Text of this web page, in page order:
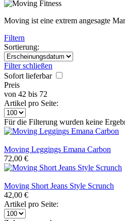
Moving ist eine extrem angesagte
Filtern
Sortierung:
Filter schließen
Sofort lieferbar
Preis
von 42 bis 72
Artikel pro Seite:
Für die Filterung wurden keine
Moving Leggings Emana Carbon
72,00 €
Moving Short Jeans Style Scrunch
42,00 €
Artikel pro Seite: